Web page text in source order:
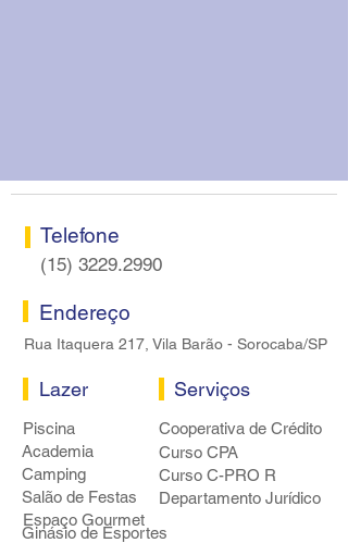
Telefone
(15) 3229.2990
Endereço
Rua Itaquera 217, Vila Barão - Sorocaba/SP
Lazer
Piscina
Academia
Camping
Salão de Festas
Espaço Gourmet
Ginásio de Esportes
Serviços
Cooperativa de Crédito
Curso CPA
Curso C-PRO R
Departamento Jurídico